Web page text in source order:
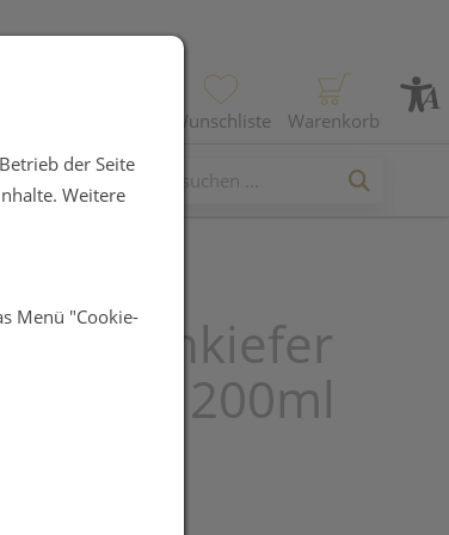
Wunschliste Warenkorb
200ml
der Seite
Weitere
Menü "Cookie-